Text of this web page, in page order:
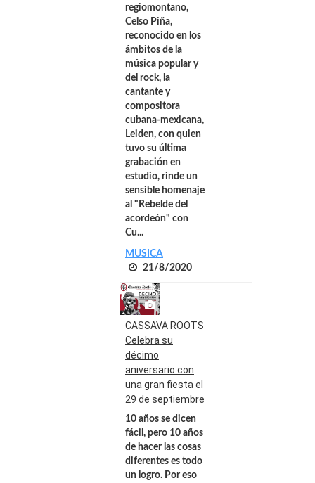
regiomontano,
Celso Piña,
reconocido en los
ámbitos de la
música popular y
del rock, la
cantante y
compositora
cubana-mexicana,
Leiden, con quien
tuvo su última
grabación en
estudio, rinde un
sensible homenaje
al "Rebelde del
acordeón" con
Cu...
MUSICA
21/8/2020
CASSAVA ROOTS
Celebra su
décimo
aniversario con
una gran fiesta el
29 de septiembre
10 años se dicen
fácil, pero 10 años
de hacer las cosas
diferentes es todo
un logro. Por eso